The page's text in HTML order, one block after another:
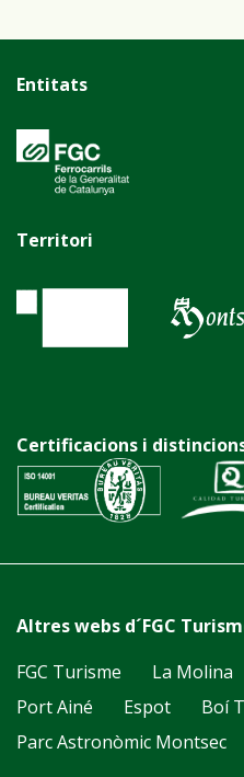
Entitats
Territori
Certificacions i
Altres webs d´FGC
FGC Turisme
La Molina
Port Ainé
Espot Boí
Parc Astronòmic Montsec